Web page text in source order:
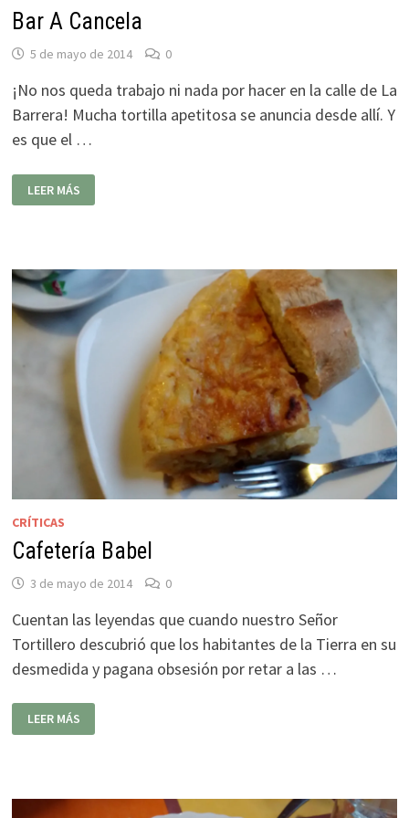
Bar A Cancela
5 de mayo de 2014 0
¡No nos queda trabajo ni nada por hacer en la calle de La
Barrera! Mucha tortilla apetitosa se anuncia desde allí. Y
es que el …
A
CANCELA
LEER MÁS
CRÍTICAS
Cafetería Babel
3 de mayo de 2014 0
Cuentan las leyendas que cuando nuestro Señor
Tortillero descubrió que los habitantes de la Tierra en su
desmedida y pagana obsesión por retar a las …
CAFETERÍA
BABEL
LEER MÁS